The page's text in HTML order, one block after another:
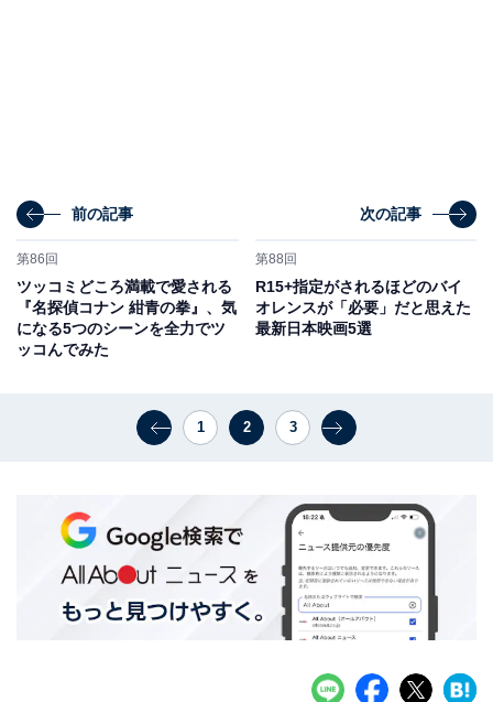
前の記事
第86回
ツッコミどころ満載で愛される
『名探偵コナン 紺青の拳』、気
になる5つのシーンを全力でツ
ッコんでみた
次の記事
第88回
R15+指定がされるほどのバイ
オレンスが「必要」だと思えた
最新日本映画5選
1 2 3